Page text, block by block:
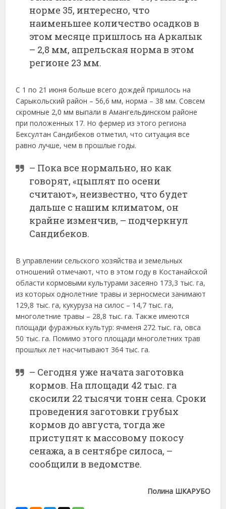
норме 35, интересно, что
наименьшее количество осадков в
этом месяце пришлось на Аркалык
– 2,8 мм, апрельская норма в этом
регионе 23 мм.
С 1 по 21 июня больше всего дождей пришлось на
Сарыкольский район – 56,6 мм, норма – 38 мм. Совсем
скромные 2,0 мм выпали в Амангельдинском районе
при положенных 17. Но фермер из этого региона
Бексултан Сандибеков отметил, что ситуация все
равно лучше, чем в прошлые годы.
– Пока все нормально, но как
говорят, «цыплят по осени
считают», неизвестно, что будет
дальше с нашим климатом, он
крайне изменчив, – подчеркнул
Сандибеков.
В управлении сельского хозяйства и земельных
отношений отмечают, что в этом году в Костанайской
области кормовыми культурами засеяно 173,3 тыс. га,
из которых однолетние травы и зерносмеси занимают
129,8 тыс. га, кукуруза на силос – 14,7 тыс. га,
многолетние травы – 28,8 тыс. га. Также имеются
площади фуражных культур: ячменя 272 тыс. га, овса
50 тыс. га. Помимо этого площади многолетних трав
прошлых лет насчитывают 364 тыс. га.
– Сегодня уже начата заготовка
кормов. На площади 42 тыс. га
скосили 22 тысячи тонн сена. Сроки
проведения заготовки грубых
кормов до августа, тогда же
приступят к массовому покосу
сенажа, а в сентябре силоса, –
сообщили в ведомстве.
Полина ШКАРУБО